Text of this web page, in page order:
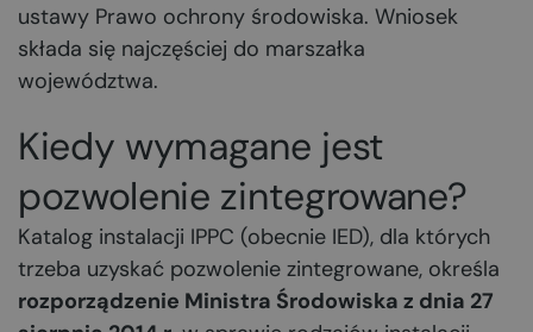
ustawy Prawo ochrony środowiska. Wniosek
składa się najczęściej do marszałka
województwa.
Kiedy wymagane jest
pozwolenie zintegrowane?
Katalog instalacji IPPC (obecnie IED), dla których
trzeba uzyskać pozwolenie zintegrowane, określa
rozporządzenie Ministra Środowiska z dnia 27